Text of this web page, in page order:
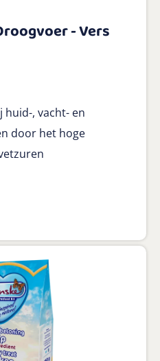
- Vers
huid-, vacht- en
door het hoge